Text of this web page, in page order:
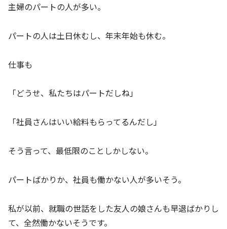
主婦のパートの人が多い。
パートの人は土日休むし、年末年始も休む。
仕事も
「どうせ、私たちはパートだしね」
「社員さんはいい給料もらってるんだし」
そう言って、最低限のことしかしない。
パートばかりか、社員も働かない人が多いそう。
私が以前、就職の世話をした友人の娘さんも早退ばかりし
て、全然働かないそうです。